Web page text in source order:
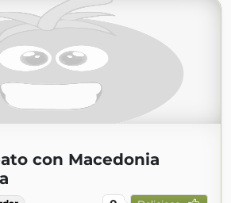
con Macedonia